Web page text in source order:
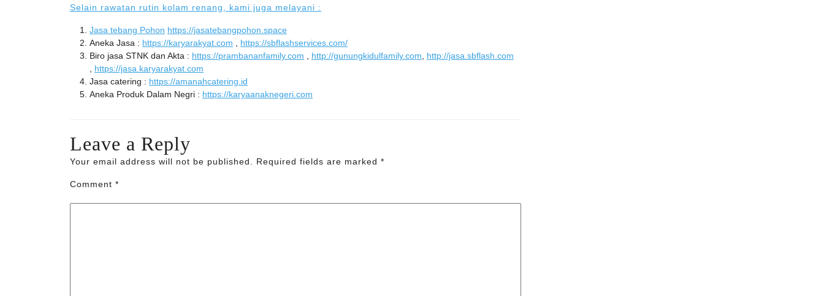
Selain rawatan rutin kolam renang, kami juga melayani :
Jasa tebang Pohon https://jasatebangpohon.space
Aneka Jasa : https://karyarakyat.com
https://sbflashservices.com/
Biro jasa STNK dan Akta : https://prambananfamily.com http://gunungkidulfamily.com
http://jasa.sbflash.com
https://jasa.karyarakyat.com
Jasa catering : https://amanahcatering.id
Aneka Produk Dalam Negri : https://karyaanaknegeri.com
Leave a Reply
Your email address will not be published. Required fields are marked *
Comment *